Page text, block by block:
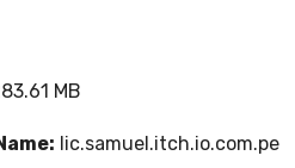
MB
lic.samuel.itch.io.com.pe